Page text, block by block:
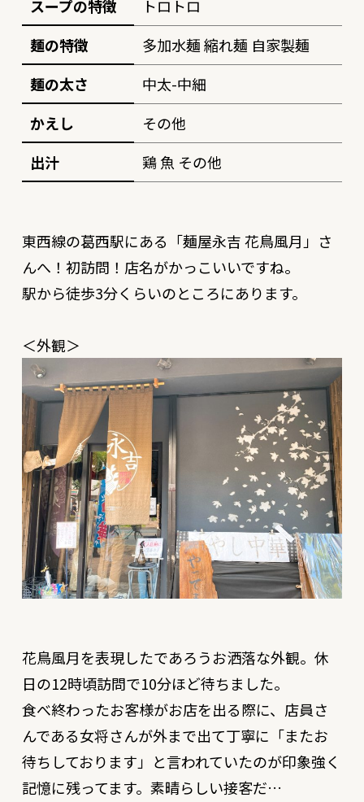
スープの特徴
トロトロ
麺の特徴
多加水麺 縮れ麺 自家製麺
麺の太さ
中太-中細
かえし
その他
出汁
鶏 魚 その他
東西線の葛西駅にある「麺屋永吉 花鳥風月 」さ
んへ！初訪問！店名がかっこいいですね。
駅から徒歩3分くらいのところにあります。
＜外観＞
花鳥風月を表現したであろうお洒落な外観。休
日の12時頃訪問で10分ほど待ちました。
食べ終わったお客様がお店を出る際に、店員さ
んである女将さんが外まで出て丁寧に「またお
待ちしております」と言われていたのが印象強く
記憶に残ってます。素晴らしい接客だ…